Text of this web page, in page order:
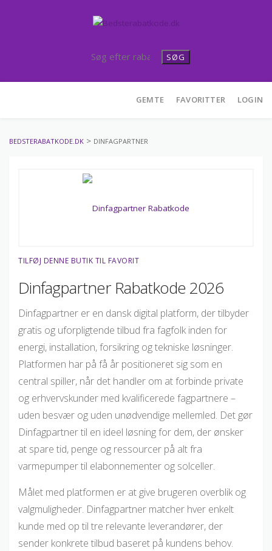
SØG
GEMTE FAVORITTER LOGIN
BEDSTERABATKODE.DK > DINFAGPARTNER
TILFØJ DENNE BUTIK TIL FAVORIT
Dinfagpartner Rabatkode 2026
Dinfagpartner er en dansk digital platform, der tilbyder
gratis og uforpligtende tilbud fra fagfolk inden for
energi, installation, forsikring og tekniske løsninger.
Platformen har på få år positioneret sig som en
central spiller, når det handler om at forbinde private
og erhvervskunder med kvalificerede fagpartnere –
uden besvær og uden unødvendige mellemled. Det gør
Dinfagpartner til en ideel løsning for dem, der ønsker
at spare tid, penge og ressourcer på alt fra
varmepumper til elabonnementer og solceller.
Målet med platformen er at give brugeren overblik og
valgmuligheder. Dinfagpartner matcher hver enkelt
kunde med op til tre relevante leverandører, der
sender konkrete tilbud baseret på kundens behov.